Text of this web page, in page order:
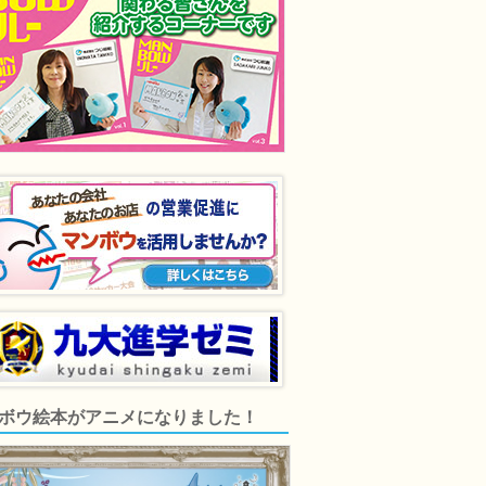
ウ絵本がアニメになりました！